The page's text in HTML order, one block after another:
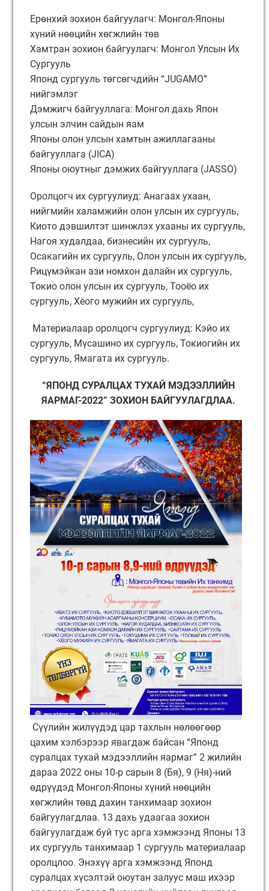
Ерөнхий зохион байгуулагч: Монгол-Японы
хүний нөөцийн хөгжлийн төв
Хамтран зохион байгуулагч: Монгол Улсын Их
Сургууль
Японд сургууль төгсөгчдийн “JUGAMO”
нийгэмлэг
Дэмжигч байгууллага: Монгол дахь Япон
улсын элчин сайдын яам
Японы олон улсын хамтын ажиллагааны
байгууллага (JICA)
Японы оюутныг дэмжих байгууллага (JASSO)
Оролцогч их сургуулиуд: Анагаах ухаан,
нийгмийн халамжийн олон улсын их сургууль,
Киото дэвшилтэт шинжлэх ухааны их сургууль,
Нагоя худалдаа, бизнесийн их сургууль,
Осакагийн их сургууль, Олон улсын их сургууль,
Рицүмэйкан ази номхон далайн их сургууль,
Токио олон улсын их сургууль, Тооёо их
сургууль, Хёого мужийн их сургууль,
Материалаар оролцогч сургуулиуд: Кэйо их
сургууль, Мүсашино их сургууль, Токиогийн их
сургууль, Ямагата их сургууль.
“ЯПОНД СУРАЛЦАХ ТУХАЙ МЭДЭЭЛЛИЙН
ЯАРМАГ-2022” ЗОХИОН БАЙГУУЛАГДЛАА.
Сүүлийн жилүүдэд цар тахлын нөлөөгөөр
цахим хэлбэрээр явагдаж байсан “Японд
суралцах тухай мэдээллийн яармаг” 2 жилийн
дараа 2022 оны 10-р сарын 8 (Бя), 9 (Ня)-ний
өдрүүдэд Монгол-Японы хүний нөөцийн
хөгжлийн төвд дахин танхимаар зохион
байгуулагдлаа. 13 дахь удаагаа зохион
байгуулагдаж буй тус арга хэмжээнд Японы 13
их сургууль танхимаар 1 сургууль материалаар
оролцлоо. Энэхүү арга хэмжээнд Японд
суралцах хүсэлтэй оюутан залуус маш ихээр